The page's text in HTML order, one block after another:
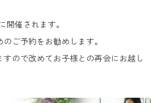
開催されます。
ご予約をお勧めします。
ので改めてお子様との再会にお越し